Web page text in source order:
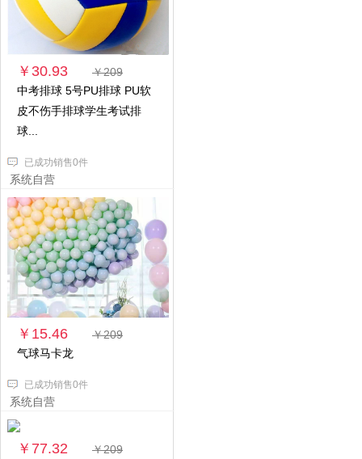
￥30.93
￥209
中考排球 5号PU排球 PU软
皮不伤手排球学生考试排
球...
已成功销售0件
系统自营
￥15.46
￥209
气球马卡龙
已成功销售0件
系统自营
￥77.32
￥209